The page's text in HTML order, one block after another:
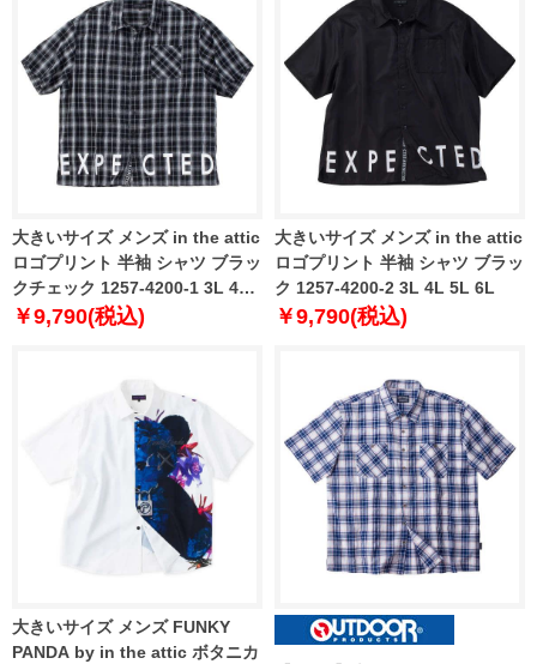
大きいサイズ メンズ in the attic
ロゴプリント 半袖 シャツ ブラッ
クチェック 1257-4200-1 3L 4L
5L 6L
￥9,790(税込)
大きいサイズ メンズ in the attic
ロゴプリント 半袖 シャツ ブラッ
ク 1257-4200-2 3L 4L 5L 6L
￥9,790(税込)
大きいサイズ メンズ FUNKY
PANDA by in the attic ボタニカ